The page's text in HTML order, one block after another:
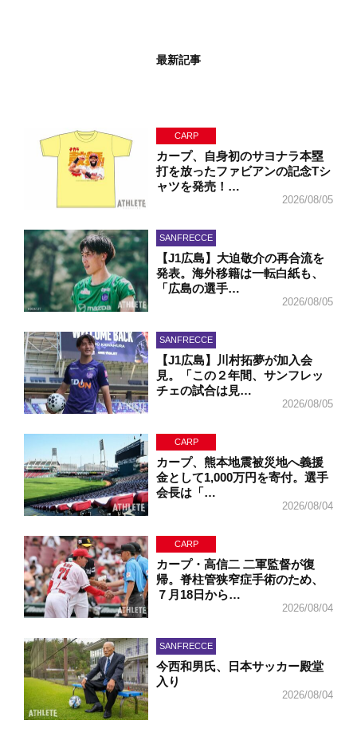
最新記事
CARP
カープ、自身初のサヨナラ本塁
打を放ったファビアンの記念Tシ
ャツを発売！…
2026/08/05
SANFRECCE
【J1広島】大迫敬介の再合流を
発表。海外移籍は一転白紙も、
「広島の選手…
2026/08/05
SANFRECCE
【J1広島】川村拓夢が加入会
見。「この２年間、サンフレッ
チェの試合は見…
2026/08/05
CARP
カープ、熊本地震被災地へ義援
金として1,000万円を寄付。選手
会長は「…
2026/08/04
CARP
カープ・高信二 二軍監督が復
帰。脊柱管狭窄症手術のため、
７月18日から…
2026/08/04
SANFRECCE
今西和男氏、日本サッカー殿堂
入り
2026/08/04